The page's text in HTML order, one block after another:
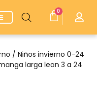
0
/ Niños invierno 0-24
larga leon 3 a 24